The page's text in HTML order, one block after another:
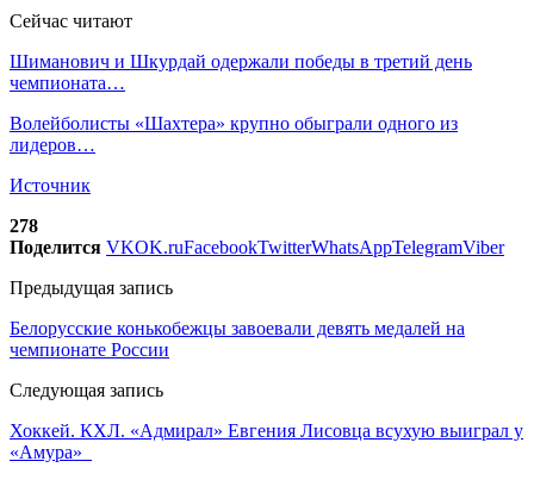
Сейчас читают
Шиманович и Шкурдай одержали победы в третий день
чемпионата…
Волейболисты «Шахтера» крупно обыграли одного из
лидеров…
Источник
278
Поделится VKOK.ruFacebookTwitterWhatsAppTelegramViber
Предыдущая запись
Белорусские конькобежцы завоевали девять медалей на
чемпионате России
Следующая запись
Хоккей. КХЛ. «Адмирал» Евгения Лисовца всухую выиграл у
«Амура»